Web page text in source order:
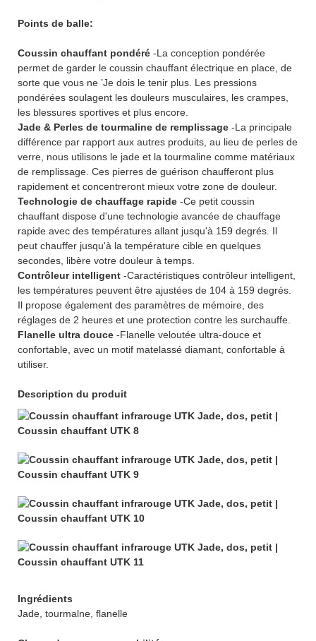
Points de balle:
Coussin chauffant pondéré -La conception pondérée
permet de garder le coussin chauffant électrique en place, de
sorte que vous ne ’Je dois le tenir plus. Les pressions
pondérées soulagent les douleurs musculaires, les crampes,
les blessures sportives et plus encore.
Jade & Perles de tourmaline de remplissage -La principale
différence par rapport aux autres produits, au lieu de perles de
verre, nous utilisons le jade et la tourmaline comme matériaux
de remplissage. Ces pierres de guérison chaufferont plus
rapidement et concentreront mieux votre zone de douleur.
Technologie de chauffage rapide -Ce petit coussin
chauffant dispose d'une technologie avancée de chauffage
rapide avec des températures allant jusqu'à 159 degrés. Il
peut chauffer jusqu'à la température cible en quelques
secondes, libère votre douleur à temps.
Contrôleur intelligent -Caractéristiques contrôleur intelligent,
les températures peuvent être ajustées de 104 à 159 degrés.
Il propose également des paramètres de mémoire, des
réglages de 2 heures et une protection contre les surchauffe.
Flanelle ultra douce -Flanelle veloutée ultra-douce et
confortable, avec un motif matelassé diamant, confortable à
utiliser.
Description du produit
Ingrédients
Jade, tourmalne, flanelle